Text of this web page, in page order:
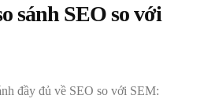
sánh SEO so với
đầy đủ về SEO so với SEM: